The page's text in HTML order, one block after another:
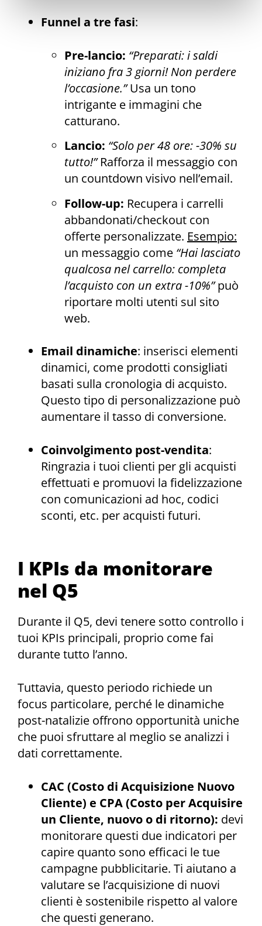
Funnel a tre fasi:
Pre-lancio: “Preparati: i saldi
iniziano fra 3 giorni! Non perdere
l’occasione.”Usa un tono
intrigante e immagini che
catturano.
Lancio: “Solo per 48 ore: -30% su
tutto!”Rafforza il messaggio con
un countdown visivo nell’email.
Follow-up: Recupera i carrelli
abbandonati/checkout con
offerte personalizzate. Esempio:
un messaggio come “Hai lasciato
qualcosa nel carrello: completa
l’acquisto con un extra -10%”può
riportare molti utenti sul sito
web.
Email dinamiche: inserisci elementi
dinamici, come prodotti consigliati
basati sulla cronologia di acquisto.
Questo tipo di personalizzazione può
aumentare il tasso di conversione.
Coinvolgimento post-vendita:
Ringrazia i tuoi clienti per gli acquisti
effettuati e promuovi la fidelizzazione
con comunicazioni ad hoc, codici
sconti, etc. per acquisti futuri.
I KPIs da monitorare
nel Q5
Durante il Q5, devi tenere sotto controllo i
tuoi KPIs principali, proprio come fai
durante tutto l’anno.
Tuttavia, questo periodo richiede un
focus particolare, perché le dinamiche
post-natalizie offrono opportunità uniche
che puoi sfruttare al meglio se analizzi i
dati correttamente.
CAC (Costo di Acquisizione Nuovo
Cliente) e CPA (Costo per Acquisire
un Cliente, nuovo o di ritorno): devi
monitorare questi due indicatori per
capire quanto sono efficaci le tue
campagne pubblicitarie. Ti aiutano a
valutare se l’acquisizione di nuovi
clienti è sostenibile rispetto al valore
che questi generano.